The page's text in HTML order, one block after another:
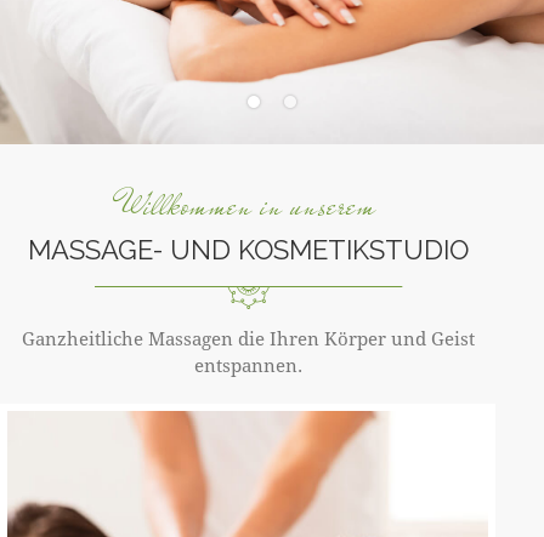
Willkommen in unserem
MASSAGE- UND KOSMETIKSTUDIO
Ganzheitliche Massagen die Ihren Körper und Geist
entspannen.